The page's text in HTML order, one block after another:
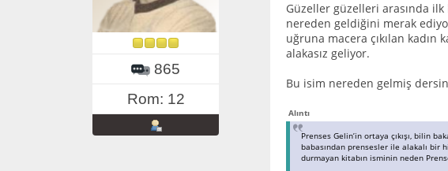
865
Rom: 12
Güzeller güzelleri arasında
nereden geldiğini merak
uğruna macera çıkılan kadın
alakasız geliyor.
Bu isim nereden gelmiş
Alıntı
Prenses Gelin’in ortaya çıkışı, bilin
babasından prensesler ile alakalı bir
durmayan kitabın isminin neden